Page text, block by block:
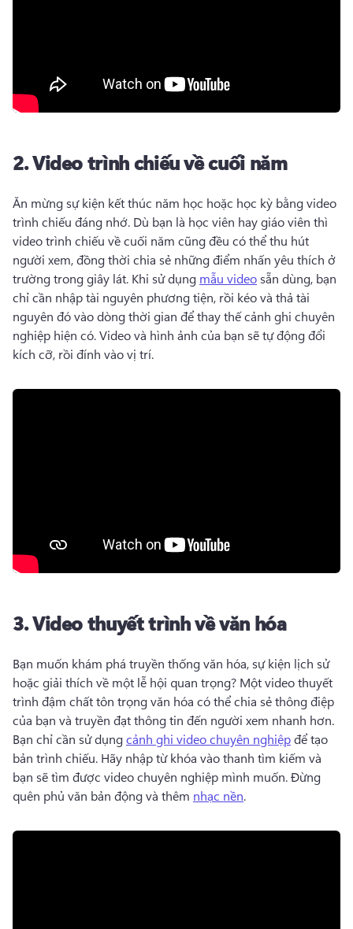
2.Video trình chiếu về cuối năm
Ăn mừng sự kiện kết thúc năm học hoặc học kỳ bằng video
trình chiếu đáng nhớ. Dù bạn là học viên hay giáo viên thì
video trình chiếu về cuối năm cũng đều có thể thu hút
người xem, đồng thời chia sẻ những điểm nhấn yêu thích ở
trường trong giây lát. Khi sử dụng mẫu video sẵn dùng, bạn
chỉ cần nhập tài nguyên phương tiện, rồi kéo và thả tài
nguyên đó vào dòng thời gian để thay thế cảnh ghi chuyên
nghiệp hiện có. Video và hình ảnh của bạn sẽ tự động đổi
kích cỡ, rồi đính vào vị trí.
3.Video thuyết trình về văn hóa
Bạn muốn khám phá truyền thống văn hóa, sự kiện lịch sử
hoặc giải thích về một lễ hội quan trọng? Một video thuyết
trình đậm chất tôn trọng văn hóa có thể chia sẻ thông điệp
Bạn chỉ cần sử dụng cảnh ghi video chuyên nghiệp để tạo
bản trình chiếu. Hãy nhập từ khóa vào thanh tìm kiếm và
bạn sẽ tìm được video chuyên nghiệp mình muốn. Đừng
quên phủ văn bản động và thêm nhạc nền.